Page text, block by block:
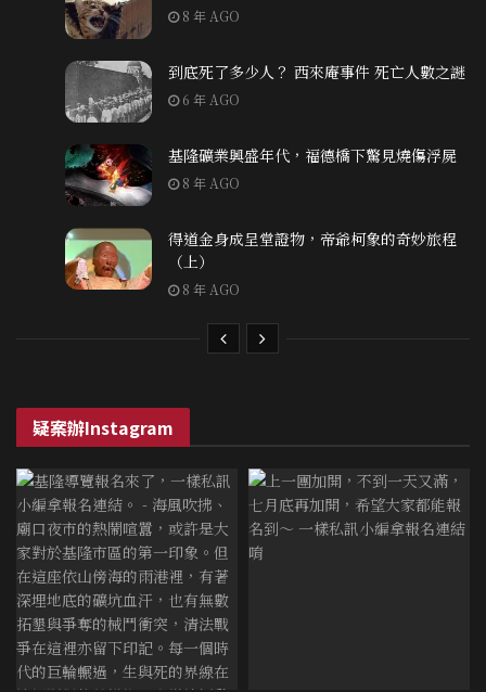
8 年 AGO
到底死了多少人？ 西來庵事件 死亡人數之謎
6 年 AGO
基隆礦業興盛年代，福德橋下驚見燒傷浮屍
8 年 AGO
得道金身成呈堂證物，帝爺柯象的奇妙旅程
（上）
8 年 AGO
疑案辦Instagram